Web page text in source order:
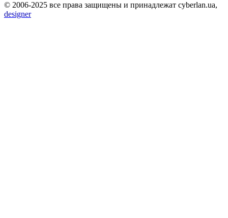
© 2006-2025 все права защищены и принадлежат cyberlan.ua,
designer